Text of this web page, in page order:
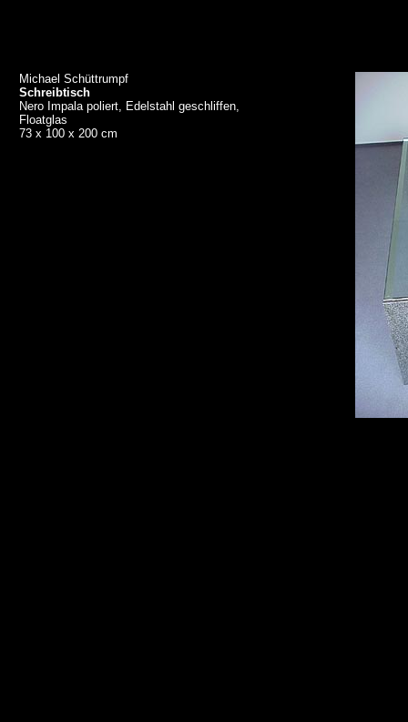
Michael Schüttrumpf
Schreibtisch
Nero Impala poliert, Edelstahl geschliffen,
Floatglas
73 x 100 x 200 cm